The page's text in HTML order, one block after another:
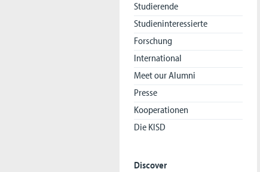
Studierende
Studieninteressierte
Forschung
International
Meet our Alumni
Presse
Kooperationen
Die KISD
Discover